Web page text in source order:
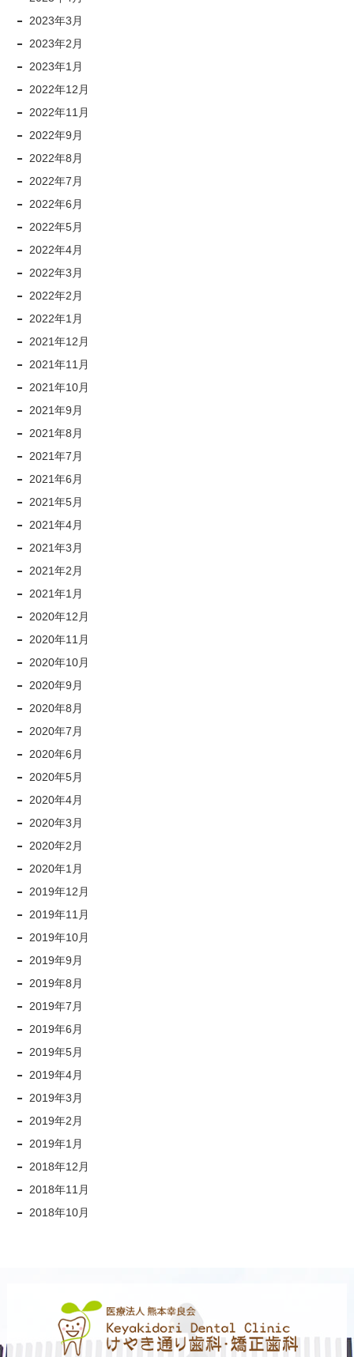
2023年3月
2023年2月
2023年1月
2022年12月
2022年11月
2022年9月
2022年8月
2022年7月
2022年6月
2022年5月
2022年4月
2022年3月
2022年2月
2022年1月
2021年12月
2021年11月
2021年10月
2021年9月
2021年8月
2021年7月
2021年6月
2021年5月
2021年4月
2021年3月
2021年2月
2021年1月
2020年12月
2020年11月
2020年10月
2020年9月
2020年8月
2020年7月
2020年6月
2020年5月
2020年4月
2020年3月
2020年2月
2020年1月
2019年12月
2019年11月
2019年10月
2019年9月
2019年8月
2019年7月
2019年6月
2019年5月
2019年4月
2019年3月
2019年2月
2019年1月
2018年12月
2018年11月
2018年10月